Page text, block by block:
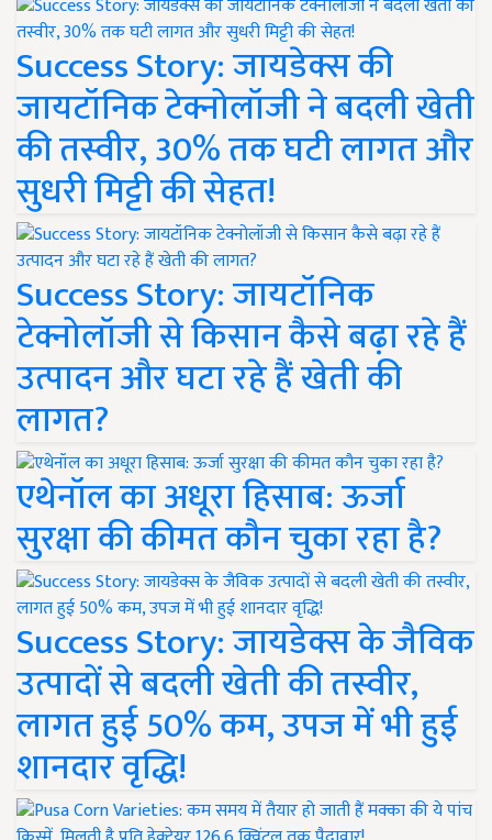
Success Story: जायडेक्स की
जायटॉनिक टेक्नोलॉजी ने बदली खेती
की तस्वीर, 30% तक घटी लागत और
सुधरी मिट्टी की सेहत!
Success Story: जायटॉनिक
टेक्नोलॉजी से किसान कैसे बढ़ा रहे हैं
उत्पादन और घटा रहे हैं खेती की
लागत?
एथेनॉल का अधूरा हिसाब: ऊर्जा
सुरक्षा की कीमत कौन चुका रहा है?
Success Story: जायडेक्स के जैविक
उत्पादों से बदली खेती की तस्वीर,
लागत हुई 50% कम, उपज में भी हुई
शानदार वृद्धि!